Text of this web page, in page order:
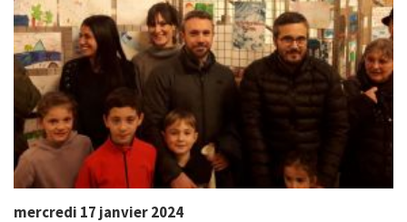
mercredi 17 janvier 2024